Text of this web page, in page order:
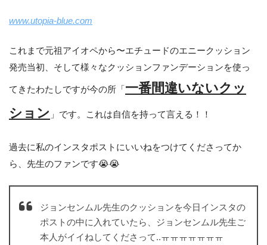
www.utopia-blue.com
これまで元祖アイオペから〜エチュードのエニークッション
発売当初、そして様々なクッションファンデーションを使っ
てきたわたしですが今の所「 一番間違いないクッ
ション 」です。これは自信を持って言える！！
過去に私のインスタポストにいいねをつけてくださってか
ら、先生のファンです😭😭
ジョンセンムル先生のクッションを今日インスタの
ポストの中に入れていたら、ジョンセンムル先生ご
本人がイイねしてくださって..ㅠㅠㅠㅠㅠㅠㅠ